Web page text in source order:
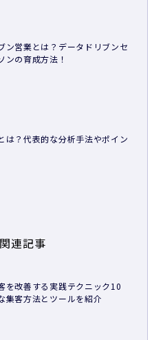
ン営業とは？データドリブンセ
ンの育成方法！
は？代表的な分析手法やポイン
連記事
を改善する実践テクニック10
集客方法とツールを紹介